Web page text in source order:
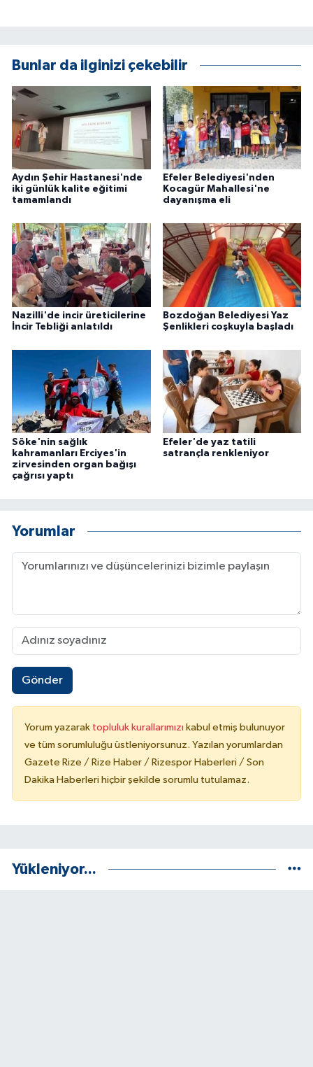
Bunlar da ilginizi çekebilir
Aydın Şehir Hastanesi'nde
iki günlük kalite eğitimi
tamamlandı
Efeler Belediyesi'nden
Kocagür Mahallesi'ne
dayanışma eli
Nazilli'de incir üreticilerine
İncir Tebliği anlatıldı
Bozdoğan Belediyesi Yaz
Şenlikleri coşkuyla başladı
Söke'nin sağlık
kahramanları Erciyes'in
zirvesinden organ bağışı
çağrısı yaptı
Efeler'de yaz tatili
satrançla renkleniyor
Yorumlar
Gönder
Yorum yazarak topluluk kurallarımızı kabul etmiş bulunuyor
ve tüm sorumluluğu üstleniyorsunuz. Yazılan yorumlardan
Gazete Rize / Rize Haber / Rizespor Haberleri / Son
Dakika Haberleri hiçbir şekilde sorumlu tutulamaz.
Yükleniyor...
Jandarma
Kadın
KÜLTÜR SANAT
MAGAZİN
Otomobil
POLİTİKA
Sağlık
SİYASET
TEKNOLOJİ
Turizm
ÜLKE GÜNDEMİ
YEREL
Yerel Haberler